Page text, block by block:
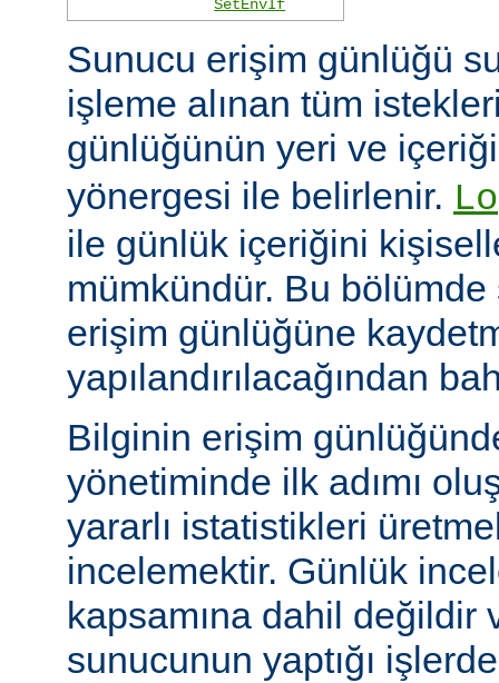
SetEnvIf
Sunucu erişim günlüğü
işleme alınan tüm
günlüğünün yeri ve
yönergesi ile belirlenir.
ile günlük içeriğini
mümkündür. Bu
erişim günlüğüne
yapılandırılacağından
Bilginin erişim
yönetiminde ilk adımı
yararlı istatistikleri
incelemektir. Günlük
kapsamına dahil değildir
sunucunun yaptığı